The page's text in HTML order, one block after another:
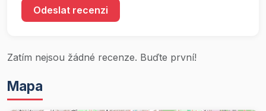
Odeslat recenzi
Zatím nejsou žádné recenze. Buďte první!
Mapa